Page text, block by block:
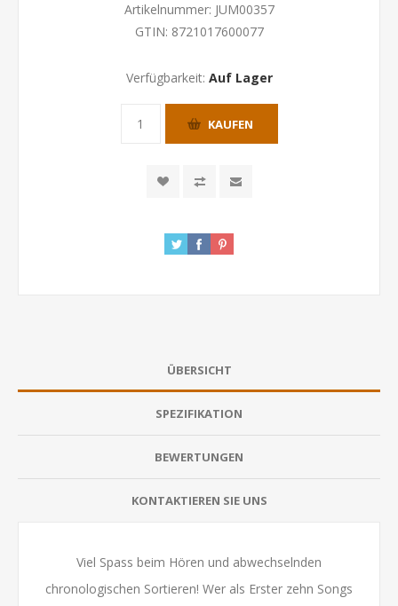
Artikelnummer: JUM00357
GTIN: 8721017600077
Verfügbarkeit: Auf Lager
KAUFEN
ÜBERSICHT
SPEZIFIKATION
BEWERTUNGEN
KONTAKTIEREN SIE UNS
Viel Spass beim Hören und abwechselnden
chronologischen Sortieren! Wer als Erster zehn Songs